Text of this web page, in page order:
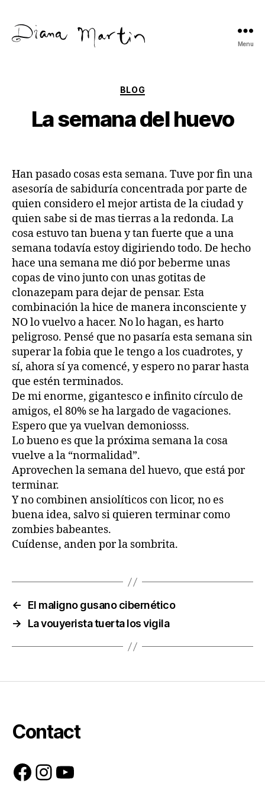
Menu
Categories
BLOG
La semana del huevo
Han pasado cosas esta semana. Tuve por fin una
asesoría de sabiduría concentrada por parte de
quien considero el mejor artista de la ciudad y
quien sabe si de mas tierras a la redonda. La
cosa estuvo tan buena y tan fuerte que a una
semana todavía estoy digiriendo todo. De hecho
hace una semana me dió por beberme unas
copas de vino junto con unas gotitas de
clonazepam para dejar de pensar. Esta
combinación la hice de manera inconsciente y
NO lo vuelvo a hacer. No lo hagan, es harto
peligroso. Pensé que no pasaría esta semana sin
superar la fobia que le tengo a los cuadrotes, y
sí, ahora sí ya comencé, y espero no parar hasta
que estén terminados.
De mi enorme, gigantesco e infinito círculo de
amigos, el 80% se ha largado de vagaciones.
Espero que ya vuelvan demoniosss.
Lo bueno es que la próxima semana la cosa
vuelve a la “normalidad”.
Aprovechen la semana del huevo, que está por
terminar.
Y no combinen ansiolíticos con licor, no es
buena idea, salvo si quieren terminar como
zombies babeantes.
Cuídense, anden por la sombrita.
←
El maligno gusano cibernético
→
La vouyerista tuerta los vigila
Contact
Facebook
Instagram
YouTube